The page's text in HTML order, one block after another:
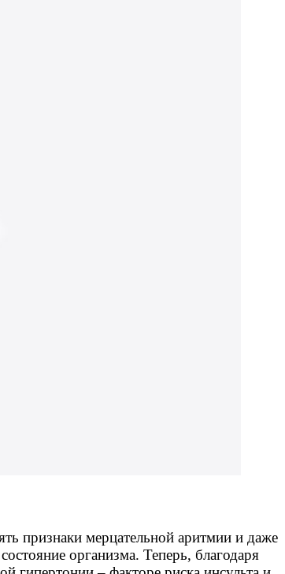
признаки мерцательной аритмии и даже
организма. Теперь, благодаря